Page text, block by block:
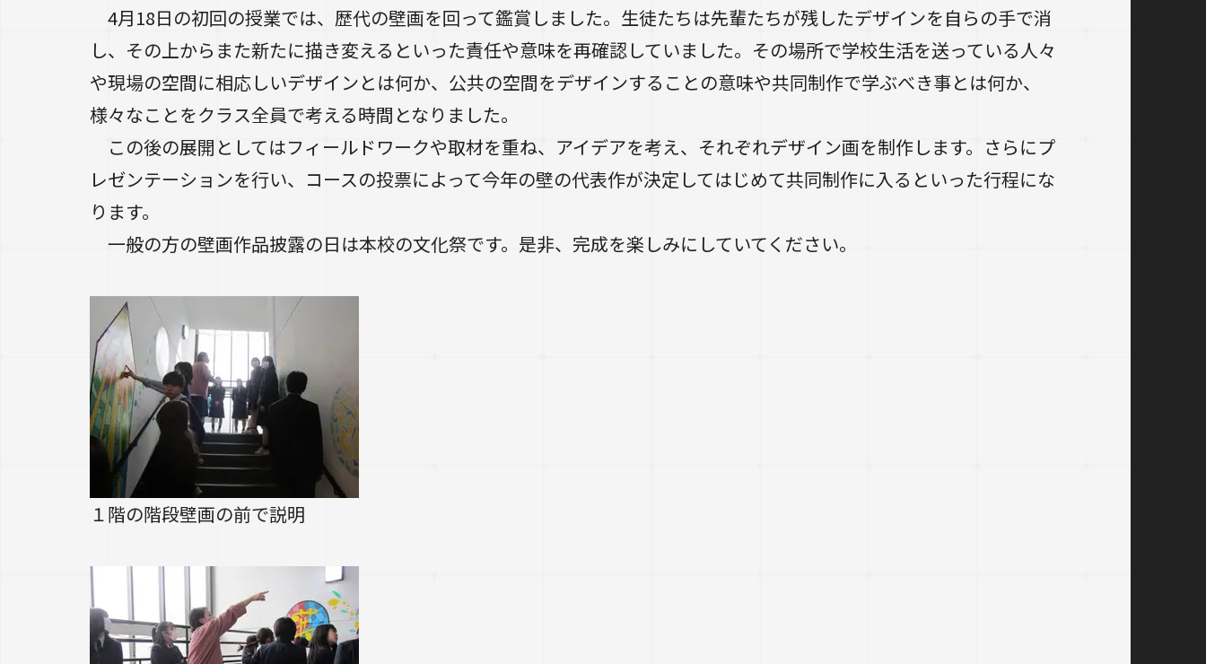
4月18日の初回の授業では、歴代の壁画を回って鑑賞しました。生徒たちは先輩たちが残したデザインを自らの手で消
し、その上からまた新たに描き変えるといった責任や意味を再確認していました。その場所で学校生活を送っている人々
や現場の空間に相応しいデザインとは何か、公共の空間をデザインすることの意味や共同制作で学ぶべき事とは何か、
様々なことをクラス全員で考える時間となりました。
この後の展開としてはフィールドワークや取材を重ね、アイデアを考え、それぞれデザイン画を制作します。さらにプ
レゼンテーションを行い、コースの投票によって今年の壁の代表作が決定してはじめて共同制作に入るといった行程にな
ります。
一般の方の壁画作品披露の日は本校の文化祭です。是非、完成を楽しみにしていてください。
１階の階段壁画の前で説明